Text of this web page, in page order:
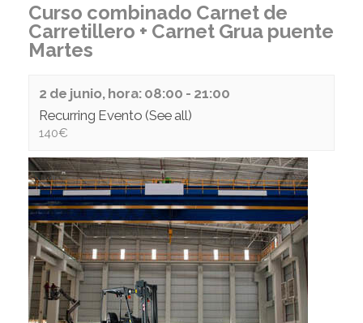
Curso combinado Carnet de
Carretillero + Carnet Grua puente
Martes
2 de junio, hora: 08:00 - 21:00
Recurring Evento (See all)
140€